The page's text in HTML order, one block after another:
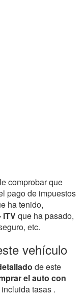
comprobar que
pago de impuestos
ha tenido,
ITVque ha pasado,
etc.
vehículo
de este
el auto con
tasas .